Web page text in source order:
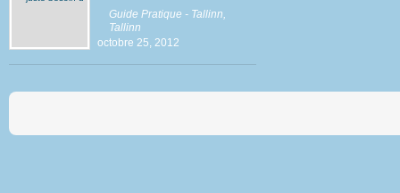
Guide Pratique - Tallinn,
Tallinn
octobre 25, 2012